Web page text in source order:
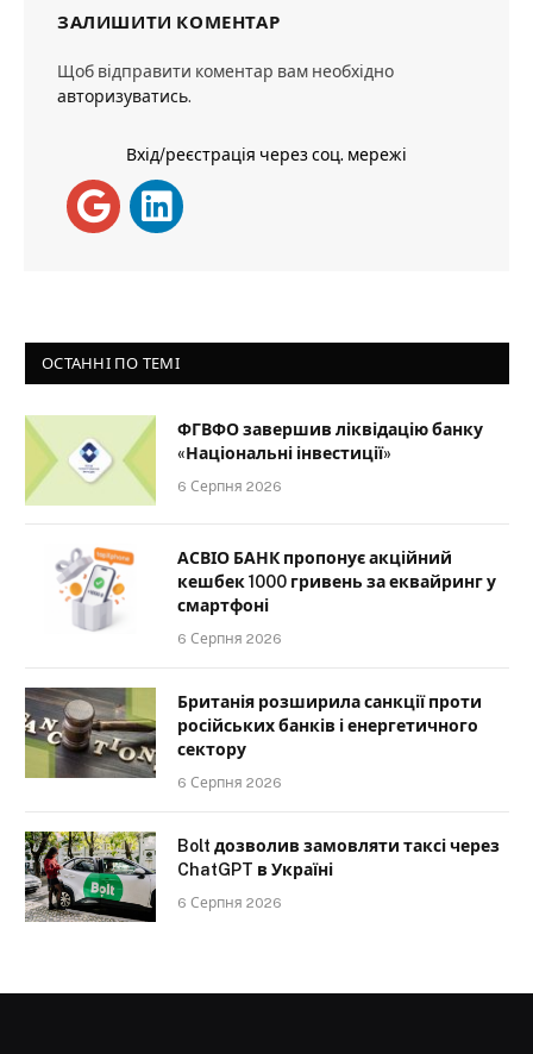
ЗАЛИШИТИ КОМЕНТАР
Щоб відправити коментар вам необхідно
авторизуватись.
Вхід/реєстрація через соц. мережі
ОСТАННІ ПО ТЕМІ
ФГВФО завершив ліквідацію банку
«Національні інвестиції»
6 Серпня 2026
АСВІО БАНК пропонує акційний
кешбек 1000 гривень за еквайринг у
смартфоні
6 Серпня 2026
Британія розширила санкції проти
російських банків і енергетичного
сектору
6 Серпня 2026
Bolt дозволив замовляти таксі через
ChatGPT в Україні
6 Серпня 2026